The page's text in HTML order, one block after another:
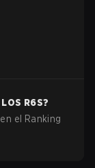
LOS R6S?
el Ranking